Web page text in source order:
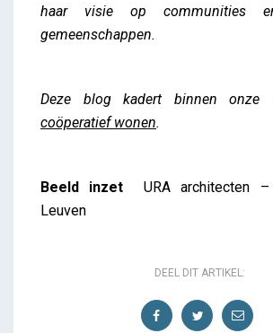
haar visie op communities
gemeenschappen.
Deze blog kadert binnen onze
coöperatief wonen.
Beeld inzet
URA architecten
Leuven
DEEL DIT ARTIKEL: